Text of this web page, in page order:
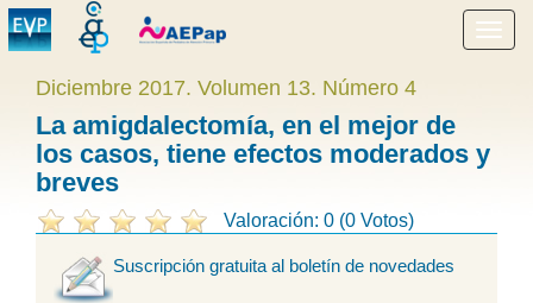
menú
Diciembre 2017. Volumen 13. Número 4
La amigdalectomía, en el mejor de
los casos, tiene efectos moderados y
breves
Valoración: 0 (0 Votos)
Suscripción gratuita al boletín de novedades